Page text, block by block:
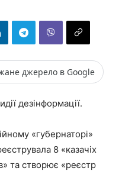
джерело в Google
дезінформації.
«губернаторі»
8 «казачіх
та створює «реєстр